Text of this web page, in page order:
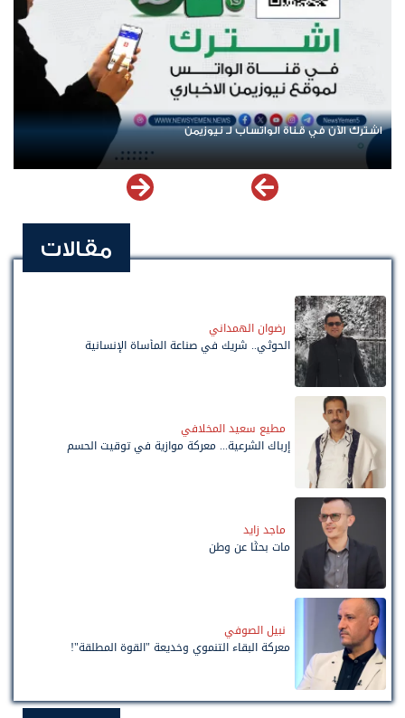
اشترك الآن في قناة الواتساب لـ نيوزيمن
مقالات
رضوان الهمداني
الحوثي.. شريك في صناعة المأساة الإنسانية
مطيع سعيد المخلافي
إرباك الشرعية... معركة موازية في توقيت الحسم
ماجد زايد
مات بحثًا عن وطن
نبيل الصوفي
معركة البقاء التنموي وخديعة "القوة المطلقة"!